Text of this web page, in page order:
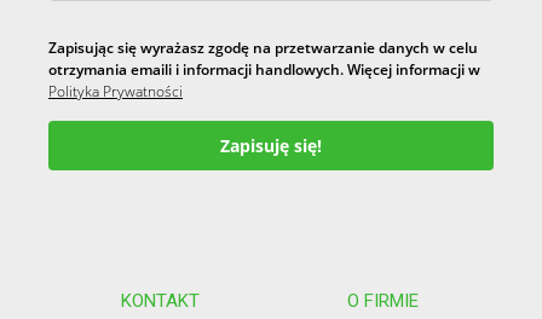
Zapisując się wyrażasz zgodę na przetwarzanie danych w celu
otrzymania emaili i informacji handlowych. Więcej informacji w
Polityka Prywatności
Zapisuję się!
KONTAKT O FIRMIE